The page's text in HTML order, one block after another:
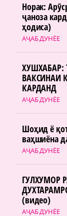
АҶАБ ДУНЁЕ
Норак:
ҷаноза
ҳодиса)
АҶАБ ДУНЁЕ
ХУШХАБАР:
ВАКСИНАИ
КАРДАНД
АҶАБ ДУНЁЕ
Шоҳид ё
ваҳшиёна
АҶАБ ДУНЁЕ
ГУЛХУМОР
(видео)